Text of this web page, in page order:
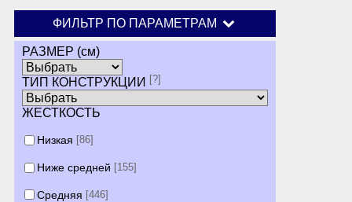
ФИЛЬТР ПО ПАРАМЕТРАМ
РАЗМЕР (см)
ТИП КОНСТРУКЦИИ [?]
ЖЕСТКОСТЬ
Низкая [86]
Ниже средней [155]
Средняя [446]